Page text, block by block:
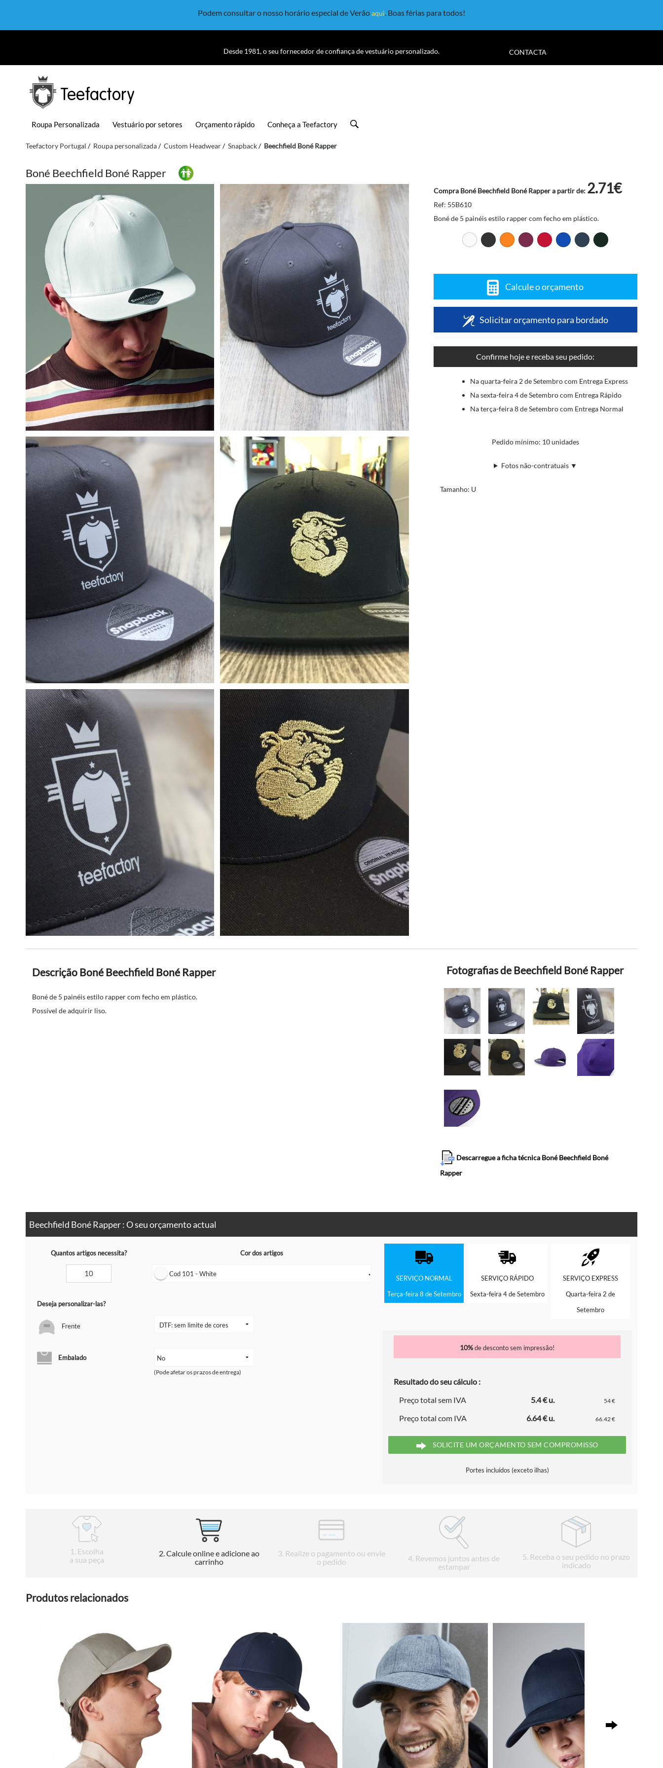
Podem consultar o nosso horário especial de Verãoaqui. Boas férias para todos!
Desde 1981, o seu fornecedor de confiança de vestuário personalizado. CONTACTA
Teefactory
Roupa Personalizada Vestuário por setores Orçamento rápido Conheça a Teefactory
Teefactory Portugal Roupa personalizada Custom Headwear Snapback Beechfield Boné Rapper
Boné Beechfield Boné Rapper
Compra Boné Beechfield Boné Rapper a partir de: 2.71€
Ref: 55B610
Boné de 5 painéis estilo rapper com fecho em plástico.
Calcule o orçamento
Solicitar orçamento para bordado
Confirme hoje e receba seu pedido:
Na quarta-feira 2 de Setembro com Entrega Express
Na sexta-feira 4 de Setembro com Entrega Rápido
Na terça-feira 8 de Setembro com Entrega Normal
Pedido mínimo: 10 unidades
Fotos não-contratuais ▼
Tamanho: U
Descrição Boné Beechfield Boné Rapper
Boné de 5 painéis estilo rapper com fecho em plástico.
Possível de adquirir liso.
Fotografias de Beechfield Boné Rapper
Descarregue a ficha técnica Boné Beechfield Boné
Rapper
Beechfield Boné Rapper : O seu orçamento actual
Quantos artigos necessita? Cor dos artigos
Cod 101 - White ▼
Deseja personalizar-las?
Frente
Embalado
(Pode afetar os prazos de entrega)
SERVIÇO NORMAL
Terça-feira 8 de Setembro
SERVIÇO RÁPIDO
Sexta-feira 4 de Setembro
SERVIÇO EXPRESS
Quarta-feira 2 de
Setembro
10%de desconto sem impressão!
Resultado do seu cálculo :
Preço total sem IVA
5.4 € u. 54 €
Preço total com IVA 6.64 € u. 66.42 €
SOLICITE UM ORÇAMENTO SEM COMPROMISSO
Portes incluídos (exceto ilhas)
1 . Escolha
a sua peça
2 . Calcule online e adicione ao
carrinho
3 . Realize o pagamento ou envie
o pedido
4. Revemos juntos antes de
estampar
5. Receba o seu pedido no prazo
indicado
Produtos relacionados